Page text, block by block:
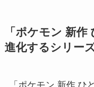
「ポケモン 新
進化するシリー
「ポケモン 新作 ひ